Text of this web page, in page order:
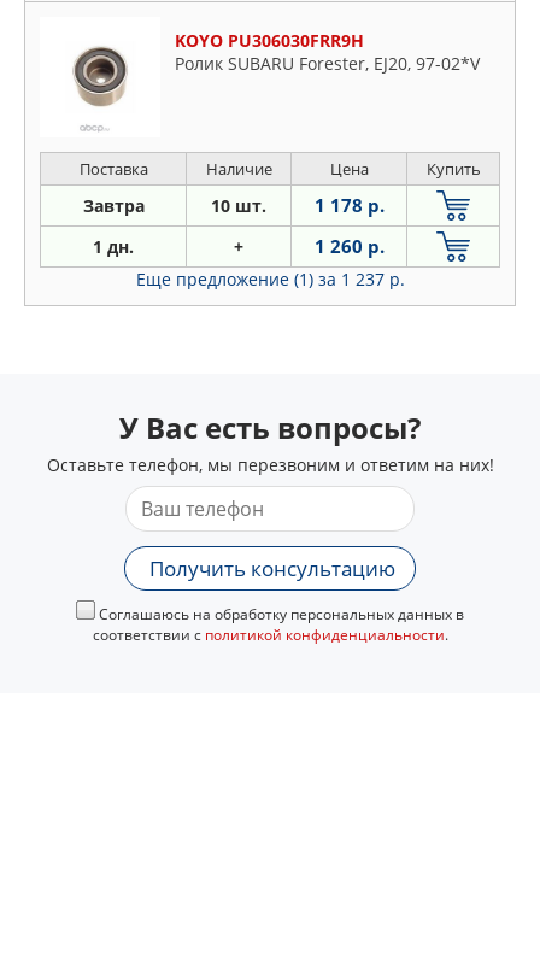
KOYO PU306030FRR9H
Ролик SUBARU Forester, EJ20, 97-02*V
Поставка Наличие Цена Купить
Завтра 10 шт. 1 178 р.
1 дн. + 1 260 р.
Еще предложение (1) за 1 237 р.
У Вас есть вопросы?
Оставьте телефон, мы перезвоним и ответим на них!
Получить консультацию
Соглашаюсь на обработку персональных данных в
соответствии с политикой конфиденциальности.